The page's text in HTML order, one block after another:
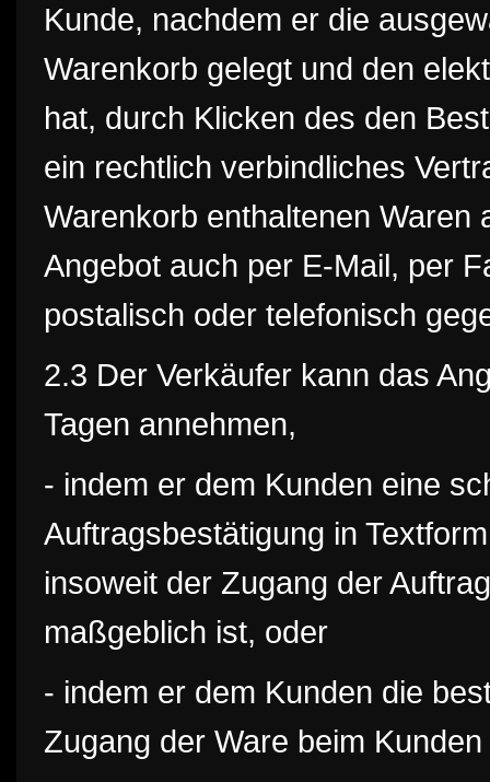
Kunde, nachdem er die
Warenkorb gelegt und den
hat, durch Klicken des den
ein rechtlich verbindliches
Warenkorb enthaltenen
Angebot auch per E-Mail, per
postalisch oder telefonisch
2.3 Der Verkäufer kann das
Tagen annehmen,
- indem er dem Kunden eine
Auftragsbestätigung in
insoweit der Zugang der
maßgeblich ist, oder
- indem er dem Kunden die
Zugang der Ware beim